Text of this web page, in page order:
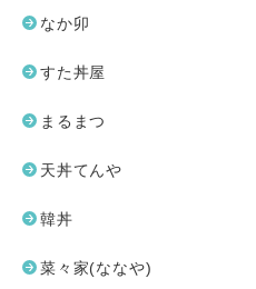
なか卯
すた丼屋
まるまつ
天丼てんや
韓丼
菜々家(ななや)